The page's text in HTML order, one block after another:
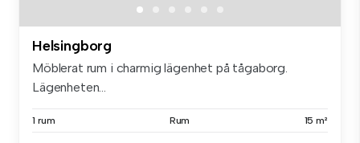
Helsingborg
Möblerat rum i charmig lägenhet på tågaborg.
Lägenheten...
1 rum Rum 15 m²